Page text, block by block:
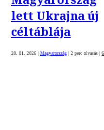
lett Ukrajna új
céltáblája
28. 01. 2026 | Magyarország | 2 perc olvasás | 6